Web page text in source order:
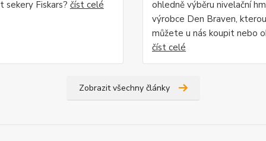
sekery Fiskars? číst celé
ohledně výběru nivelační
výrobce Den Braven,
můžete u nás koupit nebo
číst celé
Zobrazit všechny články